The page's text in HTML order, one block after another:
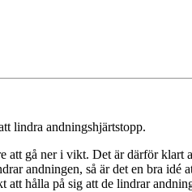
lindra andningshjärtstopp.
att gå ner i vikt. Det är därför klart
andningen, så är det en bra idé
hålla på sig att de lindrar